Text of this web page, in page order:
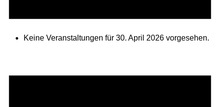
Keine Veranstaltungen für 30. April 2026 vorgesehen.